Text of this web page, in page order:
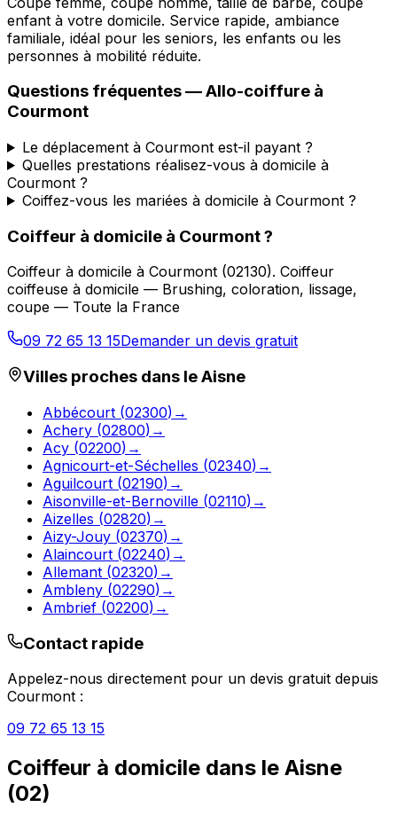
enfant à votre domicile. Service rapide, ambiance
familiale, idéal pour les seniors, les enfants ou les
personnes à mobilité réduite.
Questions fréquentes —Allo-coiffure à
Courmont
Le déplacement à Courmont est-il payant ?
Quelles prestations réalisez-vous à domicile à
Courmont ?
Coiffez-vous les mariées à domicile à Courmont ?
Coiffeur à domicile à Courmont?
Coiffeur à domicile à Courmont (02130). Coiffeur
coiffeuse à domicile — Brushing, coloration, lissage,
coupe — Toute la France
09 72 65 13 15Demander un devis gratuit
Villes proches dans leAisne
Abbécourt (02300) →
Achery (02800) →
Acy (02200) →
Agnicourt-et-Séchelles (02340) →
Aguilcourt (02190) →
Aisonville-et-Bernoville (02110) →
Aizelles (02820) →
Aizy-Jouy (02370) →
Alaincourt (02240) →
Allemant (02320) →
Ambleny (02290) →
Ambrief (02200) →
Contact rapide
Appelez-nous directement pour un devis gratuit depuis
Courmont :
09 72 65 13 15
Coiffeur à domicile dans le Aisne
(02)